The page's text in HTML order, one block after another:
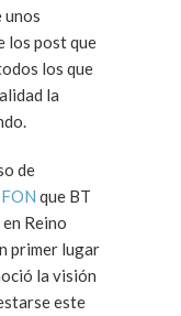
unos
los post que
los que
la
de
que BT
Reino
primer lugar
la visión
este